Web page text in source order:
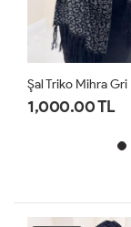
Şal Triko Mihra Gri
1,000.00 TL